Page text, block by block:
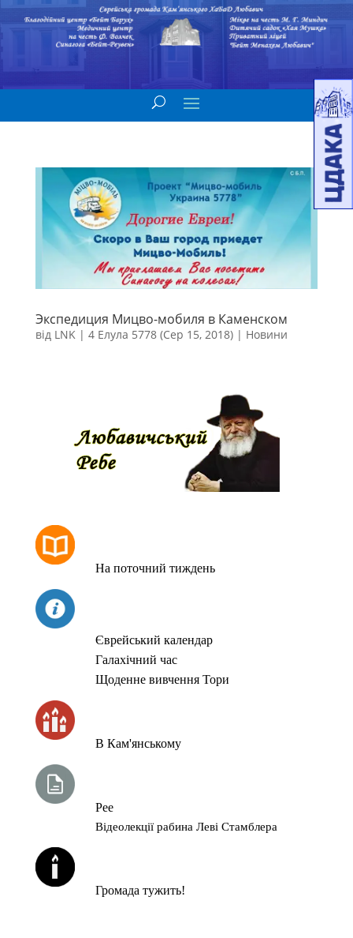
Экспедиция Мицво-мобиля в Каменском
від LNK| 4 Елула 5778 (Сер 15, 2018)| Новини
На поточний тиждень
Єврейський календар
Галахічний час
Щоденне вивчення Тори
В Кам'янському
Рее
Відеолекції рабина Леві Стамблера
Громада тужить!